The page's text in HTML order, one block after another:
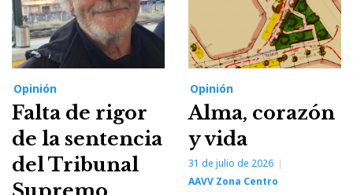
Opinión
Falta de rigor
de la sentencia
del Tribunal
Opinión
Alma, corazón
y vida
31 de julio de 2026
AAVV Zona Centro